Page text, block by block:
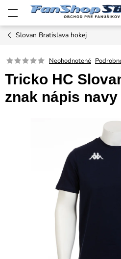
obsah
Slovan Bratislava hokej
Neohodnotené
Tricko HC
znak nápis navy